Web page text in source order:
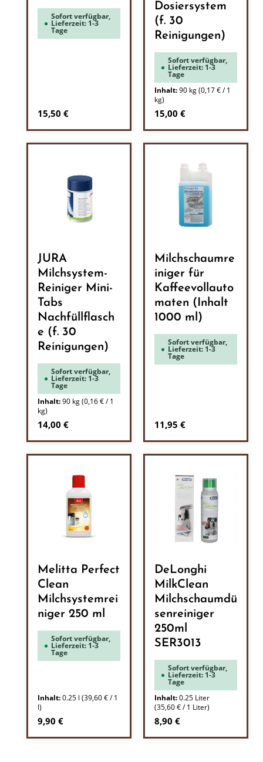
Sofort verfügbar,
Lieferzeit: 1-3
Tage
Regulärer Preis:
15,50 €
Dosiersystem
(f. 30
Reinigungen)
Sofort verfügbar,
Lieferzeit: 1-3
Tage
Inhalt:90 kg(0,17 € / 1
kg)
Regulärer Preis:
15,00 €
JURA
Milchsystem-
Reiniger Mini-
Tabs
Nachfüllflasch
e (f. 30
Reinigungen)
Sofort verfügbar,
Lieferzeit: 1-3
Tage
Inhalt:90 kg(0,16 € / 1
kg)
Regulärer Preis:
14,00 €
Milchschaumre
iniger für
Kaffeevollauto
maten (Inhalt
1000 ml)
Sofort verfügbar,
Lieferzeit: 1-3
Tage
Regulärer Preis:
11,95 €
Melitta Perfect
Clean
Milchsystemrei
niger 250 ml
Sofort verfügbar,
Lieferzeit: 1-3
Tage
Inhalt:0.25 l (39,60 € / 1
l)
Regulärer Preis:
9,90 €
DeLonghi
MilkClean
Milchschaumdü
senreiniger
250ml
SER3013
Sofort verfügbar,
Lieferzeit: 1-3
Tage
Inhalt:0.25 Liter
(35,60 € / 1 Liter)
Regulärer Preis:
8,90 €